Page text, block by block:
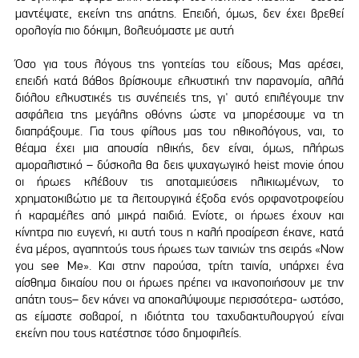
μαντέψατε, εκείνη της απάτης. Επειδή, όμως, δεν έχει βρεθεί
ορολογία πιο δόκιμη, βολευόμαστε με αυτή
Όσο για τους λόγους της γοητείας του είδους; Μας αρέσει,
επειδή κατά βάθος βρίσκουμε ελκυστική την παρανομία, αλλά
διόλου ελκυστικές τις συνέπειές της, γι' αυτό επιλέγουμε την
ασφάλεια της μεγάλης οθόνης ώστε να μπορέσουμε να τη
διαπράξουμε. Για τους φίλους μας του ηθικολόγους, ναι, το
θέαμα έχει μια απουσία ηθικής, δεν είναι, όμως, πλήρως
αμοραλιστικό – δύσκολα θα δεις ψυχαγωγικό heist movie όπου
οι ήρωες κλέβουν τις αποταμιεύσεις ηλικιωμένων, το
χρηματοκιβώτιο με τα λειτουργικά έξοδα ενός ορφανοτροφείου
ή καραμέλες από μικρά παιδιά. Ενίοτε, οι ήρωες έχουν και
κίνητρα πιο ευγενή, κι αυτή τους η καλή προαίρεση έκανε, κατά
ένα μέρος, αγαπητούς τους ήρωες των ταινιών της σειράς «Now
you see Me». Και στην παρούσα, τρίτη ταινία, υπάρχει ένα
αίσθημα δικαίου που οι ήρωες πρέπει να ικανοποιήσουν με την
απάτη τους– δεν κάνει να αποκαλύψουμε περισσότερα- ωστόσο,
ας είμαστε σοβαροί, η ιδιότητα του ταχυδακτυλουργού είναι
εκείνη που τους κατέστησε τόσο δημοφιλείς.